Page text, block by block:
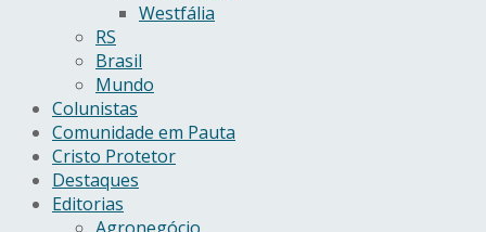
Westfália
RS
Brasil
Mundo
Colunistas
Comunidade em Pauta
Cristo Protetor
Destaques
Editorias